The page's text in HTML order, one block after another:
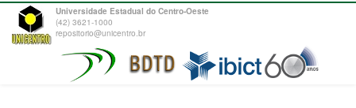
Universidade Estadual do Centro-Oeste
(42) 3621-1000
repositorio@unicentro.br